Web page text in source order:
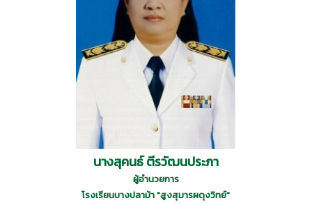
นางสุคนธ์ ตีรวัฒนประภา
ผู้อำนวยการ
โรงเรียนบางปลาม้า "สูงสุมารผดุงวิทย์"